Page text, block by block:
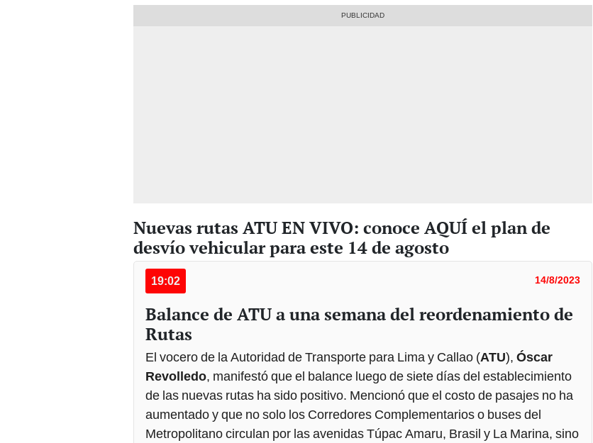
Nuevas rutas ATU EN VIVO: conoce AQUÍ el plan de
desvío vehicular para este 14 de agosto
19:02 14/8/2023
Balance de ATU a una semana del reordenamiento de
Rutas
El vocero de la Autoridad de Transporte para Lima y Callao (ATU), Óscar
Revolledo, manifestó que el balance luego de siete días del establecimiento
de las nuevas rutas ha sido positivo. Mencionó que el costo de pasajes no ha
aumentado y que no solo los Corredores Complementarios o buses del
Metropolitano circulan por las avenidas Túpac Amaru, Brasil y La Marina, sino